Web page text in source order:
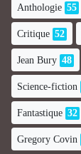
Anthologie 55
Critique 52
Jean Bury 48
Science-fiction
Fantastique 32
Gregory Covin